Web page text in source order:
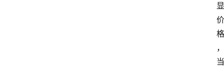
显
价
格
，
当